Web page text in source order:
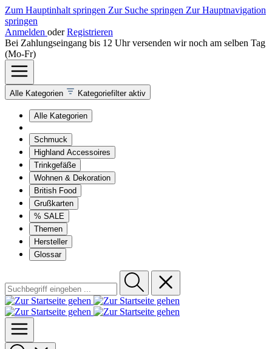
Zum Hauptinhalt springen Zur Suche springen Zur Hauptnavigation
springen
Anmelden oder Registrieren
Bei Zahlungseingang bis 12 Uhr versenden wir noch am selben Tag
(Mo-Fr)
Alle Kategorien Kategoriefilter aktiv
Alle Kategorien
Schmuck
Highland Accessoires
Trinkgefäße
Wohnen & Dekoration
British Food
Grußkarten
% SALE
Themen
Hersteller
Glossar